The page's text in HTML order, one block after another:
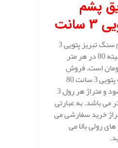
پشم
قیمت عایق پشم سنگ تبریز پتویی 3
سانتی متر دانسیته 80 در هر متر
153.000 تومان است. فروش
عایق پشم سنگ پتویی 3 سانت 80
رولی انجام می شود و متراژ هر رول 3
5 متر و 6 متر می باشد. به عبارتی
خرید سفارشی می
رولی بالا می